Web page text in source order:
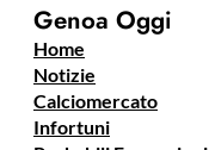
Genoa Oggi
Home
Notizie
Calciomercato
Infortuni